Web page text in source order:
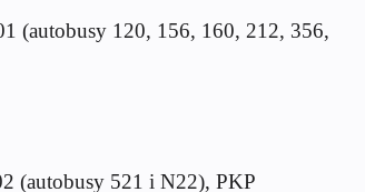
(autobusy 120, 156, 160, 212, 356,
(autobusy 521 i N22), PKP